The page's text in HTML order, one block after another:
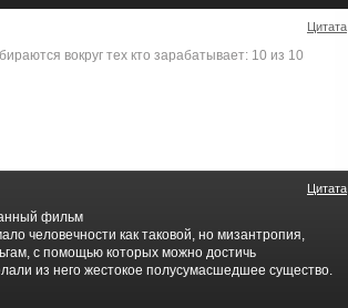
Цитата
вокруг тех кто зарабатывает: 10 из 10
Цитата
фильм
человечности как таковой, но мизантропия,
с помощью которых можно достичь
из него жестокое полусумасшедшее существо.